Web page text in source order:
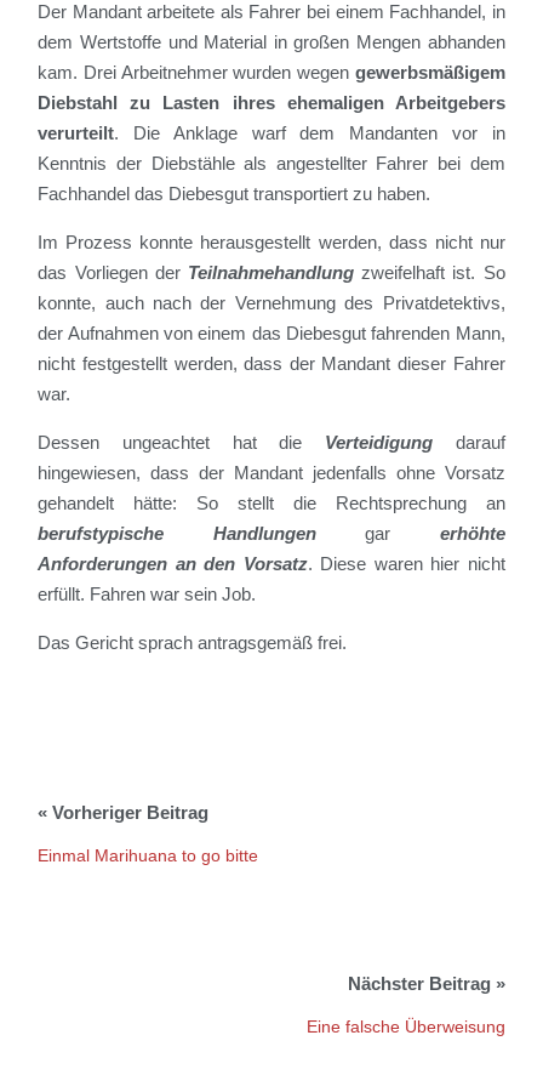
Der Mandant arbeitete als Fahrer bei einem Fachhandel, in
dem Wertstoffe und Material in großen Mengen abhanden
kam. Drei Arbeitnehmer wurden wegen gewerbsmäßigem
Diebstahl zu Lasten ihres ehemaligen Arbeitgebers
verurteilt. Die Anklage warf dem Mandanten vor in
Kenntnis der Diebstähle als angestellter Fahrer bei dem
Fachhandel das Diebesgut transportiert zu haben.
Im Prozess konnte herausgestellt werden, dass nicht nur
das Vorliegen der Teilnahmehandlung zweifelhaft ist. So
konnte, auch nach der Vernehmung des Privatdetektivs,
der Aufnahmen von einem das Diebesgut fahrenden Mann,
nicht festgestellt werden, dass der Mandant dieser Fahrer
war.
Dessen ungeachtet hat die Verteidigungdarauf
hingewiesen, dass der Mandant jedenfalls ohne Vorsatz
gehandelt hätte: So stellt die Rechtsprechung an
berufstypische Handlungengar erhöhte
Anforderungen an den Vorsatz. Diese waren hier nicht
erfüllt. Fahren war sein Job.
Das Gericht sprach antragsgemäß frei.
Einmal Marihuana to go bitte
Eine falsche Überweisung